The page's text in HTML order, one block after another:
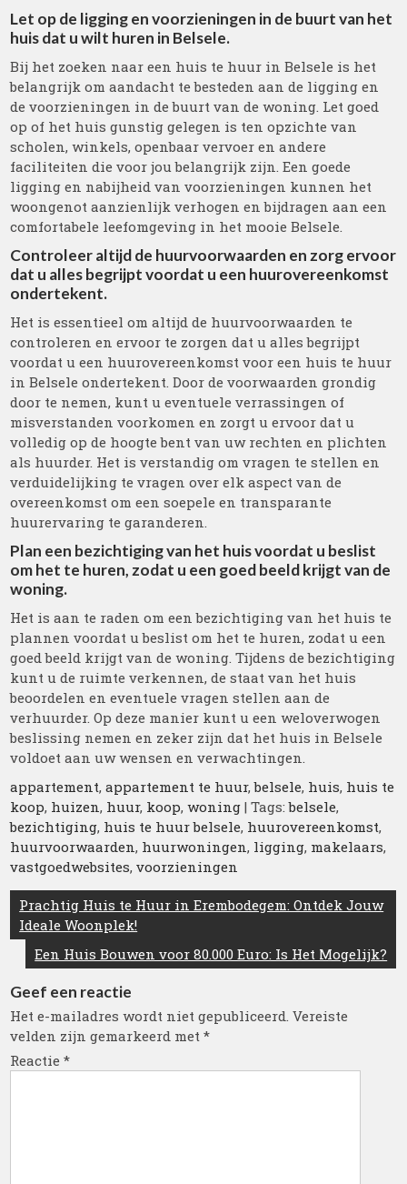
Let op de ligging en voorzieningen in de buurt van het
huis dat u wilt huren in Belsele.
Bij het zoeken naar een huis te huur in Belsele is het
belangrijk om aandacht te besteden aan de ligging en
de voorzieningen in de buurt van de woning. Let goed
op of het huis gunstig gelegen is ten opzichte van
scholen, winkels, openbaar vervoer en andere
faciliteiten die voor jou belangrijk zijn. Een goede
ligging en nabijheid van voorzieningen kunnen het
woongenot aanzienlijk verhogen en bijdragen aan een
comfortabele leefomgeving in het mooie Belsele.
Controleer altijd de huurvoorwaarden en zorg ervoor
dat u alles begrijpt voordat u een huurovereenkomst
ondertekent.
Het is essentieel om altijd de huurvoorwaarden te
controleren en ervoor te zorgen dat u alles begrijpt
voordat u een huurovereenkomst voor een huis te huur
in Belsele ondertekent. Door de voorwaarden grondig
door te nemen, kunt u eventuele verrassingen of
misverstanden voorkomen en zorgt u ervoor dat u
volledig op de hoogte bent van uw rechten en plichten
als huurder. Het is verstandig om vragen te stellen en
verduidelijking te vragen over elk aspect van de
overeenkomst om een soepele en transparante
huurervaring te garanderen.
Plan een bezichtiging van het huis voordat u beslist
om het te huren, zodat u een goed beeld krijgt van de
woning.
Het is aan te raden om een bezichtiging van het huis te
plannen voordat u beslist om het te huren, zodat u een
goed beeld krijgt van de woning. Tijdens de bezichtiging
kunt u de ruimte verkennen, de staat van het huis
beoordelen en eventuele vragen stellen aan de
verhuurder. Op deze manier kunt u een weloverwogen
beslissing nemen en zeker zijn dat het huis in Belsele
voldoet aan uw wensen en verwachtingen.
appartement,appartement te huur,belsele, huis, huis te
koop, huizen, huur, koop,woning | Tags:belsele,
bezichtiging, huis te huur belsele, huurovereenkomst,
huurvoorwaarden, huurwoningen, ligging, makelaars,
vastgoedwebsites,voorzieningen
Berichtnavigatie
Prachtig Huis te Huur in Erembodegem: Ontdek Jouw
Ideale Woonplek!
Een Huis Bouwen voor 80.000 Euro: Is Het Mogelijk?
Geef een reactie
Het e-mailadres wordt niet gepubliceerd. Vereiste
velden zijn gemarkeerd met*
Reactie*